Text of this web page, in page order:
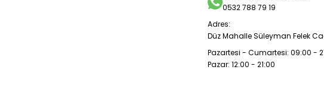
0532 788 79 19
Adres:
Düz Mahalle Süleyman Felek
Pazartesi - Cumartesi: 09:00 -
Pazar: 12:00 - 21:00